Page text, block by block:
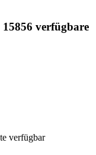
15856 verfügbare
verfügbar